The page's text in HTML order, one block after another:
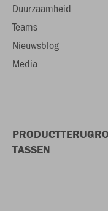
Duurzaamheid
Teams
Nieuwsblog
Media
TASSEN